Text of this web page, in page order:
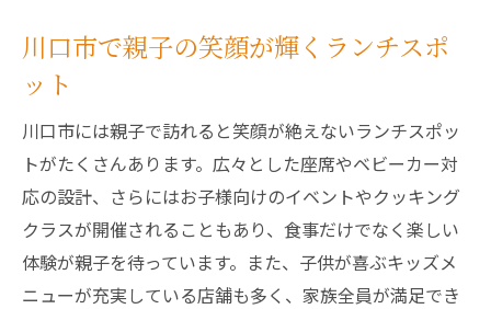
川口市で親子の笑顔が輝くランチスポ
ット
川口市には親子で訪れると笑顔が絶えないランチスポッ
トがたくさんあります。広々とした座席やベビーカー対
応の設計、さらにはお子様向けのイベントやクッキング
クラスが開催されることもあり、食事だけでなく楽しい
体験が親子を待っています。また、子供が喜ぶキッズメ
ニューが充実している店舗も多く、家族全員が満足でき